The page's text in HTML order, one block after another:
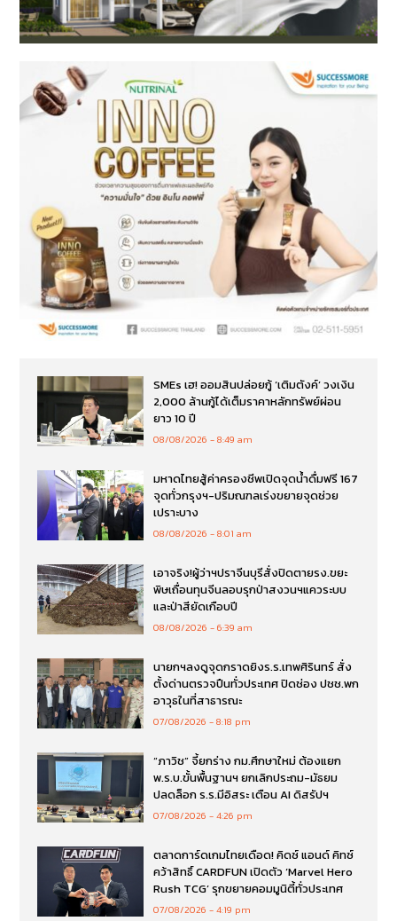
SMEs เฮ! ออมสินปล่อยกู้ ‘เติมตังค์’ วงเงิน
2,000 ล้านกู้ได้เต็มราคาหลักทรัพย์ผ่อน
ยาว 10 ปี
08/08/2026 8:49 am
มหาดไทยสู้ค่าครองชีพเปิดจุดน้ำดื่มฟรี 167
จุดทั่วกรุงฯ-ปริมณฑลเร่งขยายจุดช่วย
เปราะบาง
08/08/2026 8:01 am
เอาจริง!ผู้ว่าฯปราจีนบุรีสั่งปิดตายรง.ขยะ
พิษเถื่อนทุนจีนลอบรุกป่าสงวนฯแควระบบ
และป่าสียัดเกือบปี
08/08/2026 6:39 am
นายกฯลงดูจุดกราดยิงร.ร.เทพศิรินทร์ สั่ง
ตั้งด่านตรวจปืนทั่วประเทศ ปิดช่อง ปชช.พก
อาวุธในที่สาธารณะ
07/08/2026 8:18 pm
“ภาวิช” จี้ยกร่าง กม.ศึกษาใหม่ ต้องแยก
พ.ร.บ.ขั้นพื้นฐานฯ ยกเลิกประถม-มัธยม
ปลดล็อก ร.ร.มีอิสระ เตือน AI ดิสรัปฯ
07/08/2026 4:26 pm
ตลาดการ์ดเกมไทยเดือด! คิดซ์ แอนด์ คิทซ์
คว้าสิทธิ์ CARDFUN เปิดตัว ‘Marvel Hero
Rush TCG’ รุกขยายคอมมูนิตี้ทั่วประเทศ
07/08/2026 4:19 pm